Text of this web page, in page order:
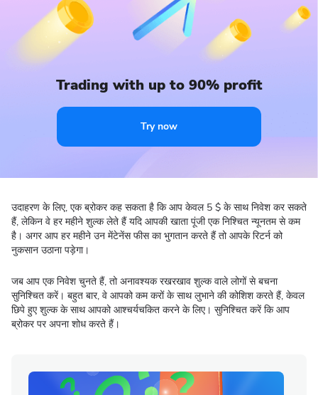
Trading with up to 90% profit
Try now
उदाहरण के लिए, एक ब्रोकर कह सकता है कि आप केवल 5 $ के साथ निवेश कर सकते
हैं, लेकिन वे हर महीने शुल्क लेते हैं यदि आपकी खाता पूंजी एक निश्चित न्यूनतम से कम
है। अगर आप हर महीने उन मेंटेनेंस फीस का भुगतान करते हैं तो आपके रिटर्न को
नुकसान उठाना पड़ेगा।
जब आप एक निवेश चुनते हैं, तो अनावश्यक रखरखाव शुल्क वाले लोगों से बचना
सुनिश्चित करें। बहुत बार, वे आपको कम करों के साथ लुभाने की कोशिश करते हैं, केवल
छिपे हुए शुल्क के साथ आपको आश्चर्यचकित करने के लिए। सुनिश्चित करें कि आप
ब्रोकर पर अपना शोध करते हैं।